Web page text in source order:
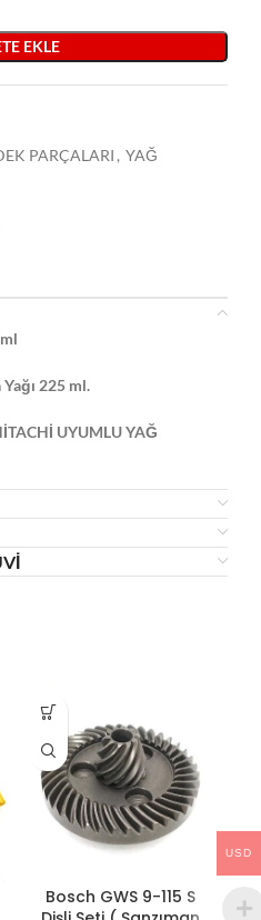
EKLE
PARÇALARI , YAĞ
225 ml.
UYUMLU YAĞ
Bosch GWS 9-115 S
USD